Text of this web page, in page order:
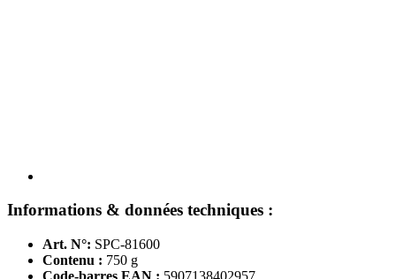
Informations & données techniques :
Art. N°: SPC-81600
Contenu : 750 g
Code-barres EAN : 5907138402957